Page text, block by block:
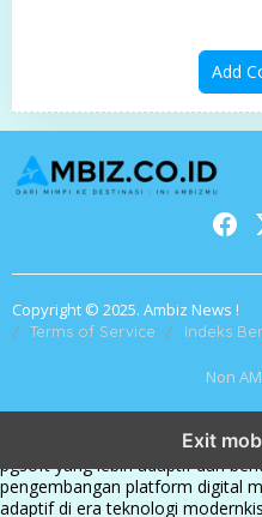
Add
Copyright © 2025. Ambiz News !
Terms of Service Indeks
Non
Exit
menghadirkan inovasi berkualitas
pgsoft yang lebih adaptif dan
pengembangan platform digital
adaptif di era teknologi modern